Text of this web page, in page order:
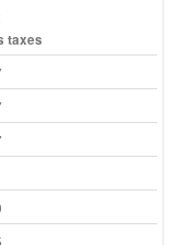
taxes